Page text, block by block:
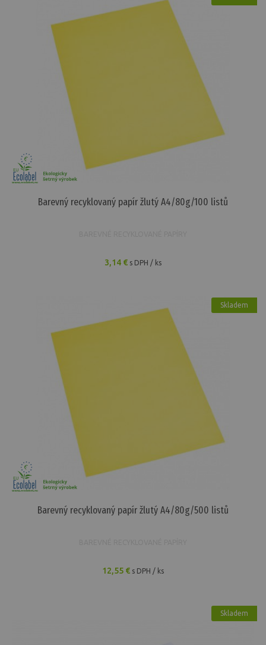
Barevný recyklovaný papír žlutý A4/80g/100 listů
3,14 € s DPH / ks
Skladem
Barevný recyklovaný papír žlutý A4/80g/500 listů
12,55 € s DPH / ks
Skladem